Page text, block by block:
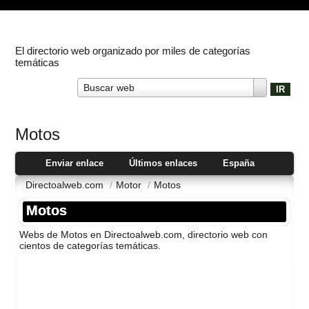
El directorio web organizado por miles de categorías
temáticas
Buscar web
Motos
Enviar enlace Últimos enlaces España
Directoalweb.com / Motor / Motos
Motos
Webs de Motos en Directoalweb.com, directorio web con
cientos de categorí­as temáticas.